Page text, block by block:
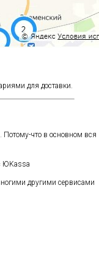
для доставки.
Потому-что в основном вся
ЮKassa
другими сервисами